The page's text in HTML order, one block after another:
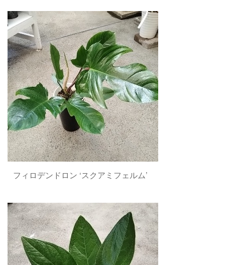
フィロデンドロン ‘スクアミフェルム’